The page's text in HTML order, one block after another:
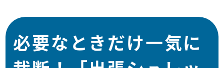
必要なときだけ一気に